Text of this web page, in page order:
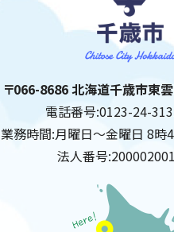
千歳市
住所:
〒066-8686 北海道千歳市東
電話番号:0123-24-
業務時間:月曜日～金曜日 8時
法人番号: